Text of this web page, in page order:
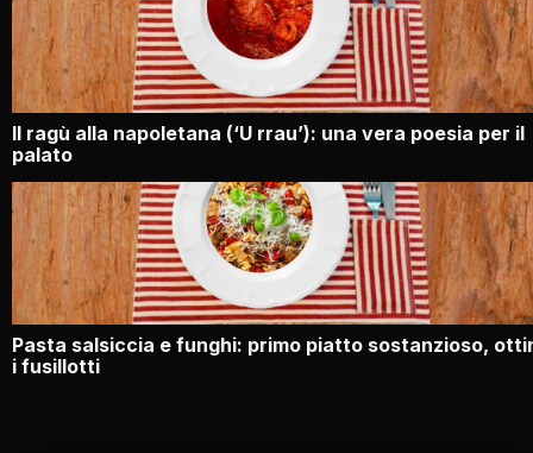
Il ragù alla napoletana (‘U rrau’): una vera poesia per il
palato
Pasta salsiccia e funghi: primo piatto sostanzioso,
i fusillotti